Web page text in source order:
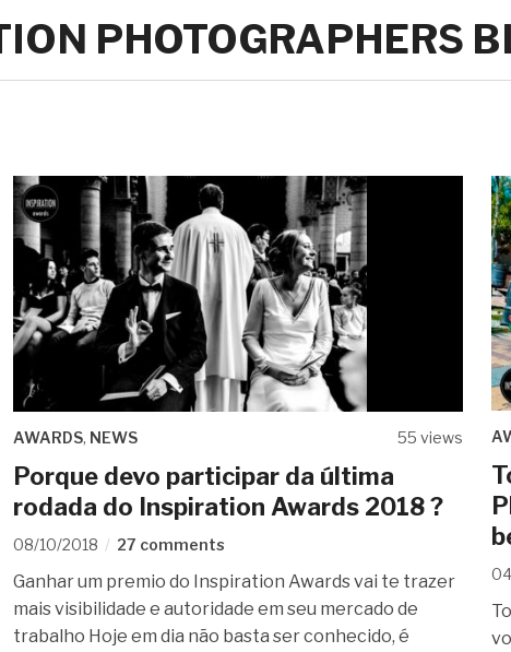
PHOTOGRAPHERS
AWARDS, NEWS 55 views
Porque devo participar da última
rodada do Inspiration Awards 2018 ?
08/10/2018 27 comments
Ganhar um premio do Inspiration Awards vai te trazer
mais visibilidade e autoridade em seu mercado de
trabalho Hoje em dia não basta ser conhecido, é